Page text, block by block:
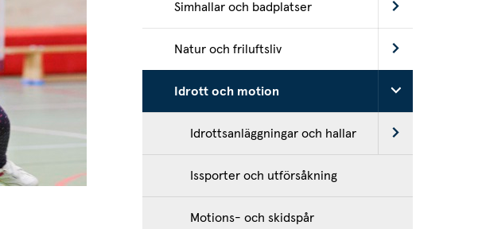
Simhallar och badplatser
Natur och friluftsliv
Idrott och motion
Idrottsanläggningar och hallar
Issporter och utförsåkning
Motions- och skidspår